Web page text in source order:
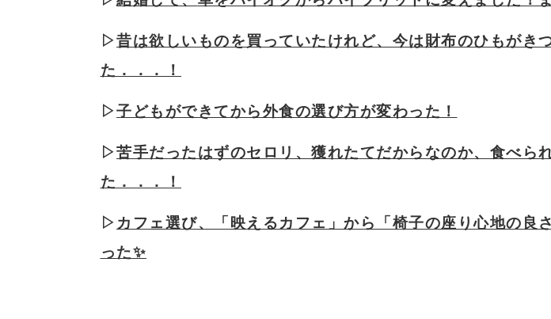
▷昔は欲しいものを買っていたけれど、今は財布のひもがき
た．．．！
▷子どもができてから外食の選び方が変わった！
▷苦手だったはずのセロリ、獲れたてだからなのか、食べら
た．．．！
▷ カフェ選び、「映えるカフェ」から「椅子の座り心地の良
った✨